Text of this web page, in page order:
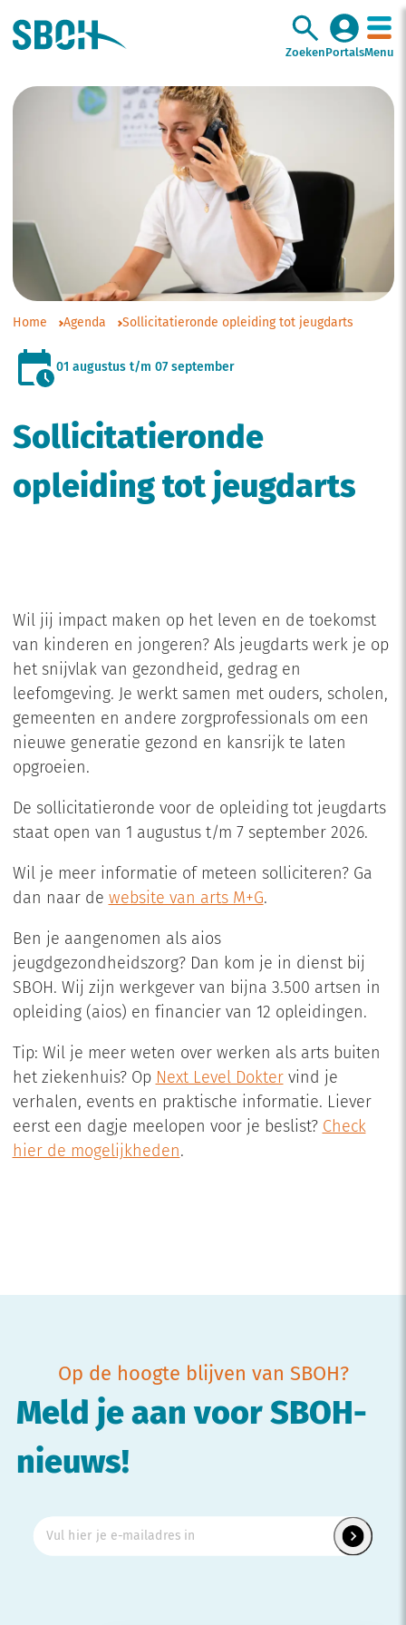
Zoeken PortalsMenu
Home Agenda Sollicitatieronde opleiding tot jeugdarts
01 augustus t/m 07 september
Sollicitatieronde
opleiding tot jeugdarts
Wil jij impact maken op het leven en de toekomst
van kinderen en jongeren? Als jeugdarts werk je op
het snijvlak van gezondheid, gedrag en
leefomgeving. Je werkt samen met ouders, scholen,
gemeenten en andere zorgprofessionals om een
nieuwe generatie gezond en kansrijk te laten
opgroeien.
De sollicitatieronde voor de opleiding tot jeugdarts
staat open van 1 augustus t/m 7 september 2026.
Wil je meer informatie of meteen solliciteren? Ga
dan naar de website van arts M+G.
Ben je aangenomen als aios
jeugdgezondheidszorg? Dan kom je in dienst bij
SBOH. Wij zijn werkgever van bijna 3.500 artsen in
opleiding (aios) en financier van 12 opleidingen.
Tip: Wil je meer weten over werken als arts buiten
het ziekenhuis? Op Next Level Doktervind je
verhalen, events en praktische informatie. Liever
eerst een dagje meelopen voor je beslist? Check
hier de mogelijkheden.
Op de hoogte blijven van SBOH?
Meld je aan voor SBOH-
nieuws!